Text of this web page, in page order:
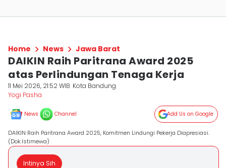
Home News Jawa Barat
DAIKIN Raih Paritrana Award 2025
atas Perlindungan Tenaga Kerja
11 Mei 2026, 21:52 WIB Kota Bandung
Yogi Pasha
News Channel Add Us on Google
DAIKIN Raih Paritrana Award 2025, Komitmen Lindungi Pekerja Diapresiasi.
(Dok.Istimewa)
Intinya Sih